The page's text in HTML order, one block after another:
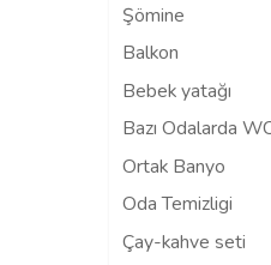
Şömine
Balkon
Bebek yatağı
Bazı Odalarda
Ortak Banyo
Oda Temizligi
Çay-kahve seti